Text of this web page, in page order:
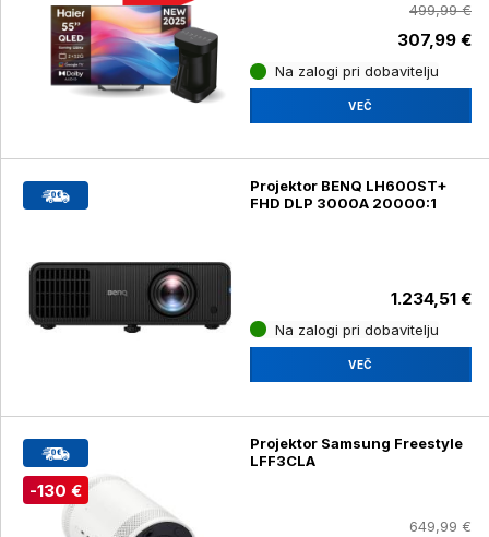
499,99 €
307,99 €
Na zalogi pri dobavitelju
VEČ
Projektor BENQ LH600ST+
FHD DLP 3000A 20000:1
1.234,51 €
Na zalogi pri dobavitelju
VEČ
-130 €
Projektor Samsung Freestyle
LFF3CLA
649,99 €